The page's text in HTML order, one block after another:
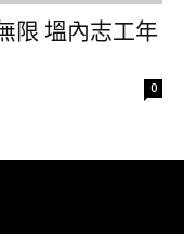
限 塭內志工年
0